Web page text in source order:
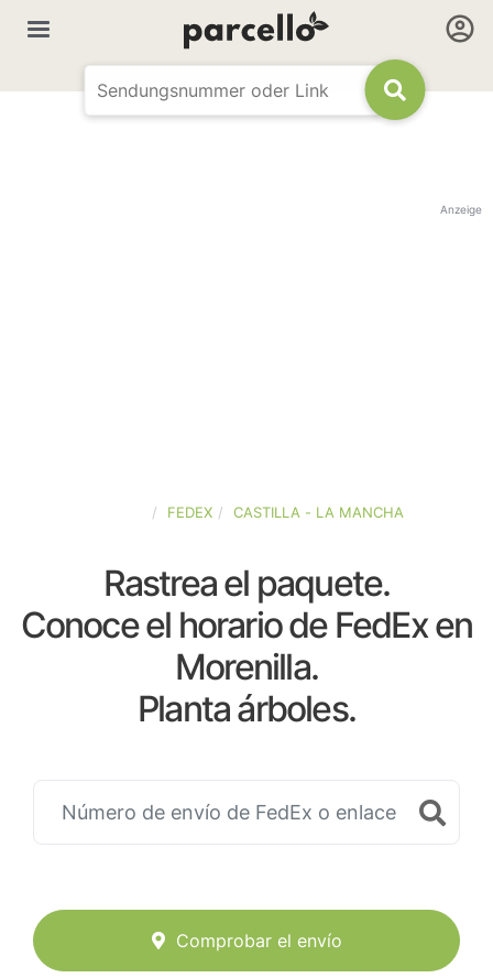
Anzeige
FEDEX CASTILLA - LA MANCHA
Rastrea el paquete.
Conoce el horario de FedEx en
Morenilla.
Planta árboles.
Comprobar el envío